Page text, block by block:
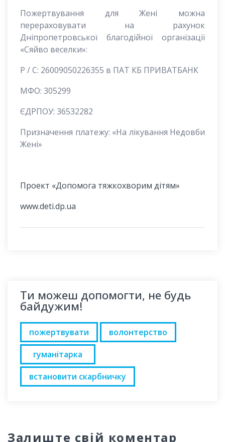
Пожертвування для Жені можна
перераховувати на рахунок
Дніпропетровської благодійної організації
«Сяйво веселки»:
Р / С: 26009050226355 в ПАТ КБ ПРИВАТБАНК
МФО: 305299
ЄДРПОУ: 36532282
Призначення платежу: «На лікування Недовби
Жені»
Проект «Допомога тяжкохворим дітям»
www.deti.dp.ua
Ти можеш допомогти, не будь
байдужим!
пожертвувати
волонтерство
гуманітарка
встановити скарбничку
Залиште свій коментар